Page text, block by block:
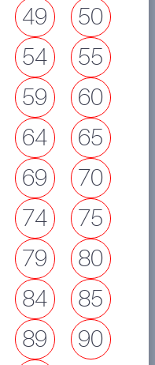
49
50
54
55
59
60
64
65
69
70
74
75
79
80
84
85
89
90